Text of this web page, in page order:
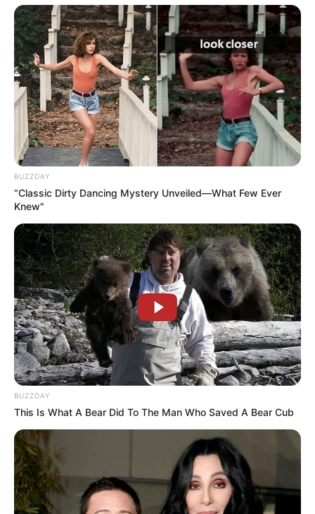
kössék. Ha az emelés valóban megtörténik, azt a
családok nem évekkel később, hanem már az első
megemelt utalásnál megéreznék.
Kapcsolódó cikkünk
Tisza párt nyugdíjkalkulátor – Itt kitudod számolni
mennyivel kaphatsz majd többet hamarosan
Tisza párt nyugdíjkalkulátor – itt kiszámolhatod,
mennyivel kaphatsz majd többet…
BUZZDAY
“Classic Dirty Dancing Mystery Unveiled—What Few Ever
Knew"
BUZZDAY
This Is What A Bear Did To The Man Who Saved A Bear Cub